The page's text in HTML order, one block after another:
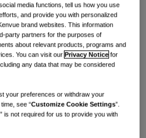
creazione di prodotti per la
con ingredienti di alta
media functions, tell us how you use
and provide you with personalized
brand websites. This information
party partners for the purposes of
about relevant products, programs and
You can visit ourPrivacy Notice for
any data that may be considered
your preferences or withdraw your
see “Customize Cookie Settings”.
is not required for us to provide you with